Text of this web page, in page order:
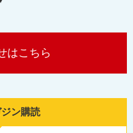
はこちら
ン購読